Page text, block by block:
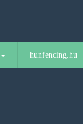
hunfencing.hu